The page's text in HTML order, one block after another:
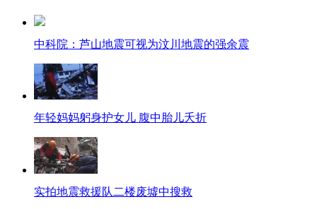
中科院：芦山地震可视为汶川地震的强余震
年轻妈妈躬身护女儿 腹中胎儿夭折
实拍地震救援队二楼废墟中搜救